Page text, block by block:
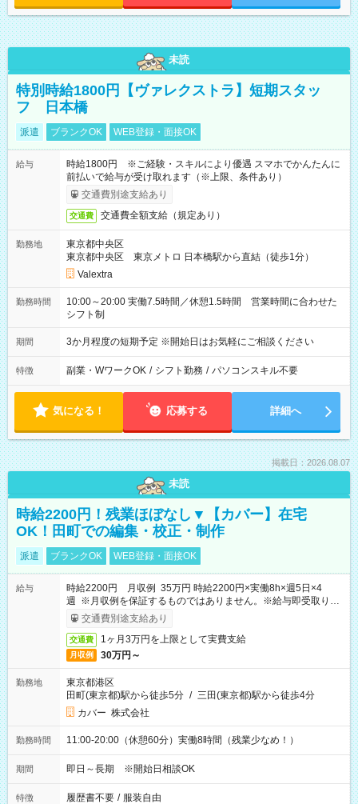
未読
特別時給1800円【ヴァレクストラ】短期スタッ
フ 日本橋
派遣 ブランクOK WEB登録・面接OK
給与
時給1800円 ※ご経験・スキルにより優遇 スマホでかんたんに
前払いで給与が受け取れます（※上限、条件あり）
交通費別途支給あり
交通費 交通費全額支給（規定あり）
勤務地
東京都中央区
東京都中央区 東京メトロ 日本橋駅から直結（徒歩1分）
Valextra
勤務時間
10:00～20:00 実働7.5時間／休憩1.5時間 営業時間に合わせた
シフト制
期間 3か月程度の短期予定 ※開始日はお気軽にご相談ください
特徴 副業・WワークOK / シフト勤務 / パソコンスキル不要
気になる！ 応募する 詳細へ
掲載日：2026.08.07
未読
時給2200円！残業ほぼなし▼【カバー】在宅
OK！田町での編集・校正・制作
派遣 ブランクOK WEB登録・面接OK
給与
時給2200円 月収例 35万円 時給2200円×実働8h×週5日×4
週 ※月収例を保証するものではありません。※給与即受取りサ
ービス利用可（利用条件有）
交通費別途支給あり
交通費 1ヶ月3万円を上限として実費支給
月収例 30万円～
勤務地
東京都港区
田町(東京都)駅から徒歩5分 / 三田(東京都)駅から徒歩4分
カバー 株式会社
勤務時間 11:00-20:00（休憩60分）実働8時間（残業少なめ！）
期間 即日～長期 ※開始日相談OK
特徴 履歴書不要 / 服装自由